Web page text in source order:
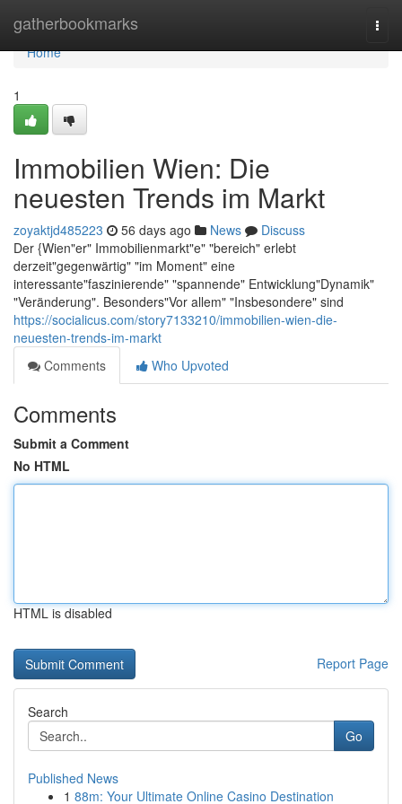
gatherbookmarks
Home
Home
1
Immobilien Wien: Die
neuesten Trends im Markt
zoyaktjd485223 56 days ago News
Discuss
Der {Wien"er" Immobilienmarkt"e" "bereich" erlebt
derzeit"gegenwärtig" "im Moment" eine
interessante"faszinierende" "spannende" Entwicklung"Dynamik"
"Veränderung". Besonders"Vor allem" "Insbesondere" sind
https://socialicus.com/story7133210/immobilien-wien-die-
neuesten-trends-im-markt
Comments
Who Upvoted
Comments
Submit a Comment
No HTML
HTML is disabled
Report Page
Search
Go
Published News
1 88m: Your Ultimate Online Casino Destination